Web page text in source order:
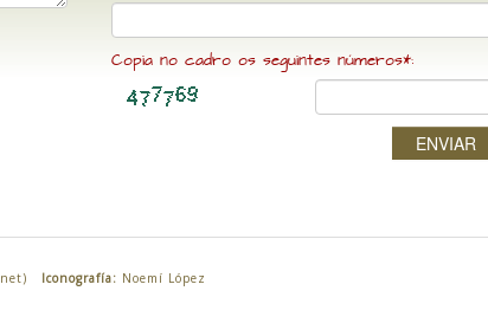
Copia no cadro os seguintes números*:
ENVIAR
Iconografía: Noemí López